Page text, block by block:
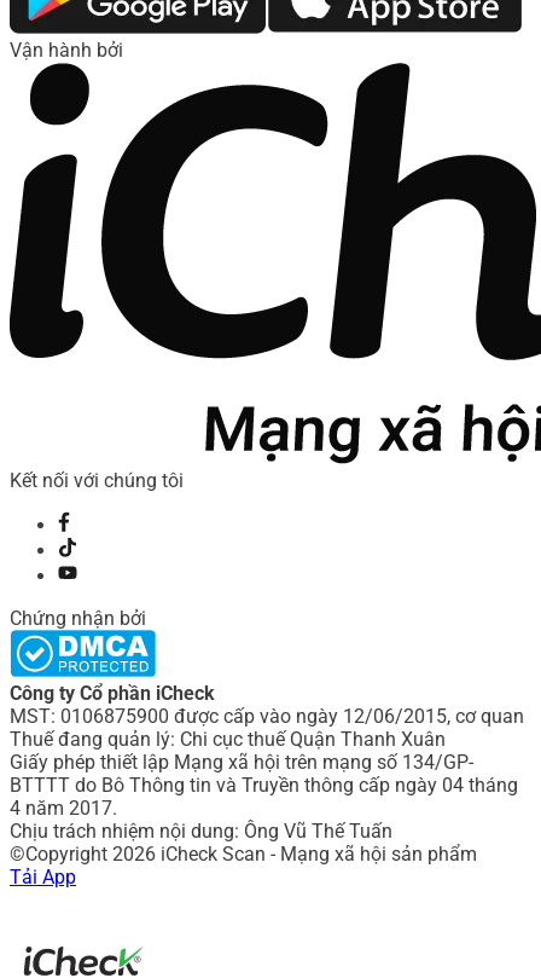
Vận hành bởi
Kết nối với chúng tôi
Chứng nhận bởi
Công ty Cổ phần iCheck
MST: 0106875900 được cấp vào ngày 12/06/2015, cơ quan
Thuế đang quản lý: Chi cục thuế Quận Thanh Xuân
Giấy phép thiết lập Mạng xã hội trên mạng số 134/GP-
BTTTT do Bô Thông tin và Truyền thông cấp ngày 04 tháng
4 năm 2017.
Chịu trách nhiệm nội dung: Ông Vũ Thế Tuấn
©Copyright 2026 iCheck Scan - Mạng xã hội sản phẩm
Tải App